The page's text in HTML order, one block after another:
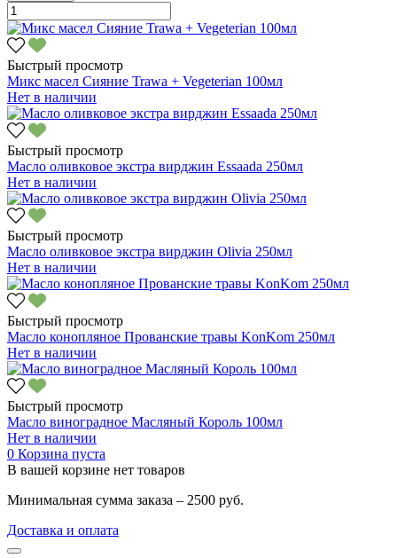
Быстрый просмотр
Микс масел Сияние Trawa + Vegeterian 100мл
Нет в наличии
Быстрый просмотр
Масло оливковое экстра вирджин Essaada 250мл
Нет в наличии
Быстрый просмотр
Масло оливковое экстра вирджин Olivia 250мл
Нет в наличии
Быстрый просмотр
Масло конопляное Прованские травы KonKom 250мл
Нет в наличии
Быстрый просмотр
Масло виноградное Масляный Король 100мл
Нет в наличии
0 Корзина пуста
В вашей корзине нет товаров
Минимальная сумма заказа – 2500 руб.
Доставка и оплата